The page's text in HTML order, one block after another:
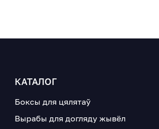
КАТАЛОГ
Боксы для цялятаў
Вырабы для догляду жывёл